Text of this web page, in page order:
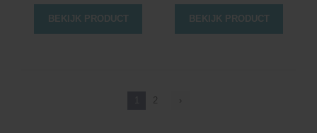
BEKIJK PRODUCT BEKIJK PRODUCT
2